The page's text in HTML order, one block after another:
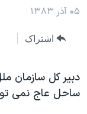
به
صفحه
به
جستجو
آمریکا
جهان
گزیده‌ها
ویژه برنامه‌ها
جدول برنامه ها
صفحه‌های ویژه
عملیات خشم
۲۵۰سالگی آمریکا
پخش رادیویی
۰۵ آذر ۱۳۸۳
اشتراک
دبير کل سازمان
ساحل عاج نمی